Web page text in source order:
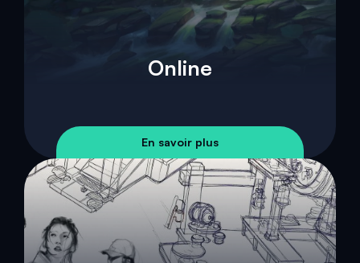
Online
En savoir plus